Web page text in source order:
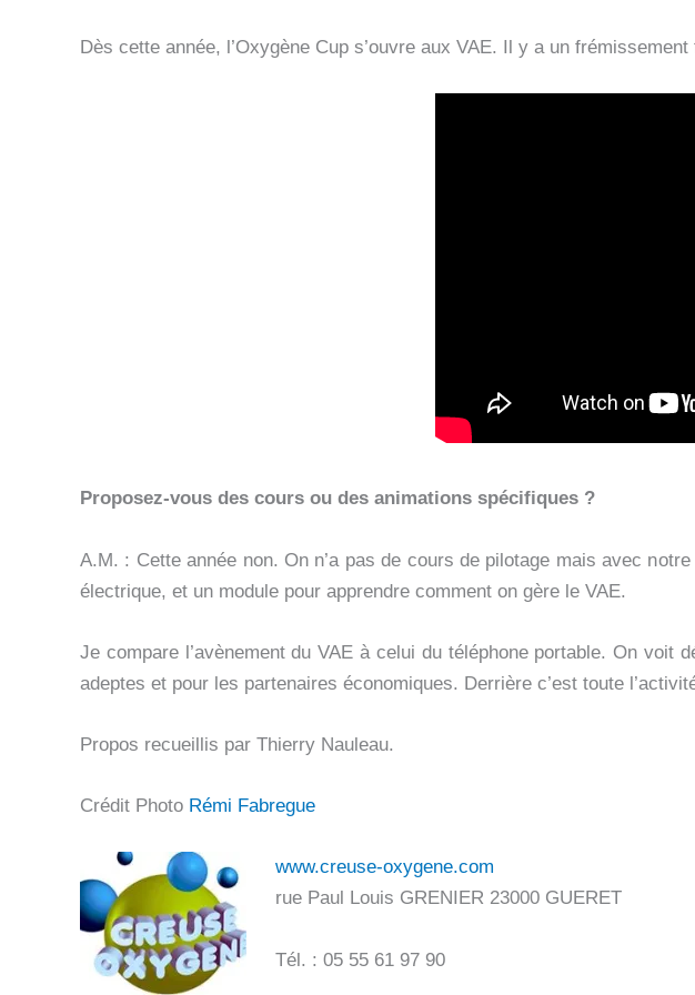
Dès cette année, l’Oxygène Cup s’ouvre aux VAE. Il y a un
Proposez-vous des cours ou des animations spécifiques ?
A.M. : Cette année non. On n’a pas de cours de pilotage mais avec
électrique, et un module pour apprendre comment on gère le VAE.
Je compare l’avènement du VAE à celui du téléphone portable. On
adeptes et pour les partenaires économiques. Derrière c’est toute
Propos recueillis par Thierry Nauleau.
Crédit Photo Rémi Fabregue
www.creuse-oxygene.com
rue Paul Louis GRENIER 23000 GUERET
Tél. : 05 55 61 97 90